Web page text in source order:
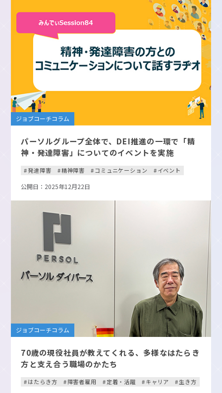
ジョブコーチコラム
パーソルグループ全体で、DEI推進の一環で「精
神・発達障害」についてのイベントを実施
発達障害 精神障害 コミュニケーション イベント
公開日：2025年12月22日
ジョブコーチコラム
70歳の現役社員が教えてくれる、多様なはたらき
方と支え合う職場のかたち
はたらき方 障害者雇用 定着・活躍 キャリア 生き方